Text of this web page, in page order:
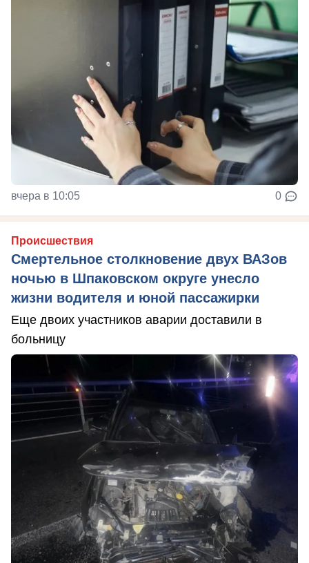
вчера в 10:05 0
Происшествия
Смертельное столкновение двух ВАЗов
ночью в Шпаковском округе унесло
жизни водителя и юной пассажирки
Еще двоих участников аварии доставили в
больницу